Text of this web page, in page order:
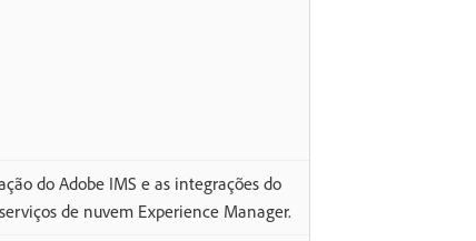
do Adobe IMS e as integrações do
de nuvem Experience Manager.